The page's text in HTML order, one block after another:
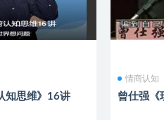
知思维》16讲
情商认知
曾仕强《